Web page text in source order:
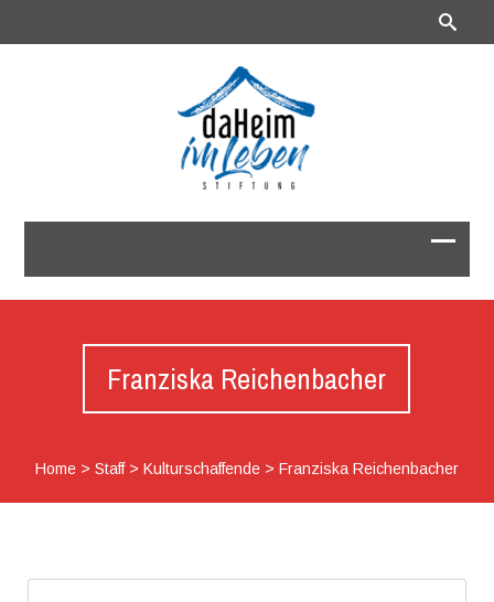
Franziska Reichenbacher
Home> Staff> Kulturschaffende> Franziska Reichenbacher